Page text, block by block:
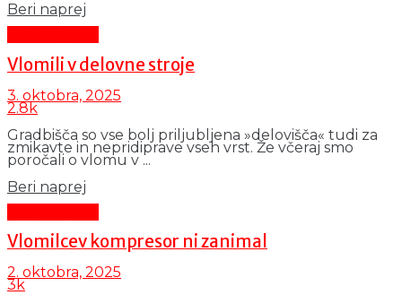
Beri naprej
Vlomili v delovne stroje
3. oktobra, 2025
2.8k
Gradbišča so vse bolj priljubljena »delovišča« tudi za
zmikavte in nepridiprave vseh vrst. Že včeraj smo
poročali o vlomu v ...
Beri naprej
Vlomilcev kompresor ni zanimal
2. oktobra, 2025
3k